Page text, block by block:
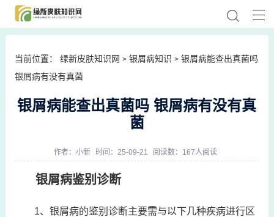
当前位置： 绿新皮肤知识网 > 银屑病知识 > 银屑病能查出真菌吗
银屑病有没有真菌
银屑病能查出真菌吗 银屑病有没有真
菌
作者： 小新 时间：25-09-21 阅读数：167人阅读
银屑病鉴别诊断
1、银屑病的鉴别诊断主要需与以下几种疾病进行区